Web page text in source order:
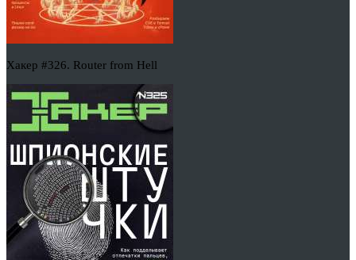
Хакер #326. Router from Hell